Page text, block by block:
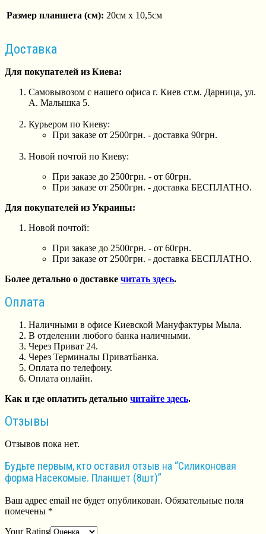
Размер планшета (см): 20см х 10,5см
Доставка
Для покупателей из Киева:
Самовывозом с нашего офиса г. Киев ст.м. Дарница, ул.
А. Малышка 5.
Курьером по Киеву:
При заказе от 2500грн. - доставка 90грн.
Новой почтой по Киеву:
При заказе до 2500грн. - от 60грн.
При заказе от 2500грн. - доставка БЕСПЛАТНО.
Для покупателей из Украины:
Новой почтой:
При заказе до 2500грн. - от 60грн.
При заказе от 2500грн. - доставка БЕСПЛАТНО.
Более детально о доставке читать здесь.
Оплата
Наличными в офисе Киевской Мануфактуры Мыла.
В отделении любого банка наличными.
Через Приват 24.
Через Терминалы ПриватБанка.
Оплата по телефону.
Оплата онлайн.
Как и где оплатить детально читайте здесь.
Отзывы
Отзывов пока нет.
Будьте первым, кто оставил отзыв на “Силиконовая
форма Насекомые. Планшет (8шт)”
Ваш адрес email не будет опубликован. Обязательные поля
помечены *
Your Rating